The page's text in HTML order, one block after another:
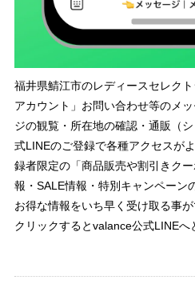
福井県鯖江市のレディースセレク
アカウント」お問い合わせ等のメ
ジの観覧・所在地の確認・通販（
式LINEのご登録で各種アクセスが
録者限定の「商品販売や割引きク
報・SALE情報・特別キャンペーン
お得な情報をいち早く受け取る事
クリックするとvalance公式LINEへ